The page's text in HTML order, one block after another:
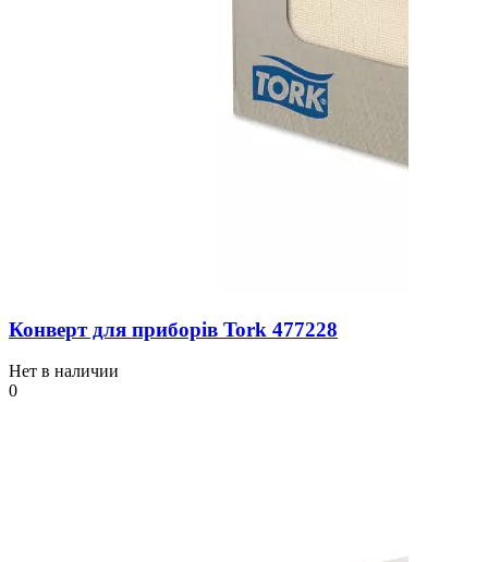
Конверт для приборів Tork 477228
Нет в наличии
0